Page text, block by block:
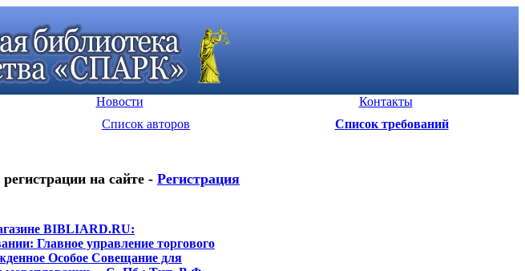
Новости
Контакты
Список авторов Список требований
на сайте - Регистрация
BIBLIARD.RU:
Главное управление торгового
Особое Совещание для